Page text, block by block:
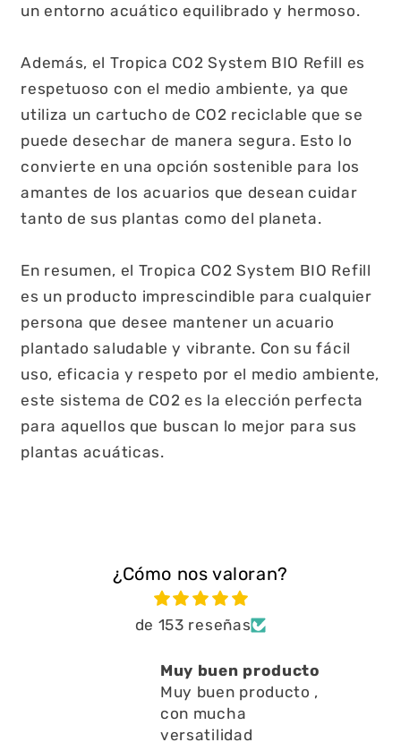
un entorno acuático equilibrado y hermoso.
Además, el Tropica CO2 System BIO Refill es
respetuoso con el medio ambiente, ya que
utiliza un cartucho de CO2 reciclable que se
puede desechar de manera segura. Esto lo
convierte en una opción sostenible para los
amantes de los acuarios que desean cuidar
tanto de sus plantas como del planeta.
En resumen, el Tropica CO2 System BIO Refill
es un producto imprescindible para cualquier
persona que desee mantener un acuario
plantado saludable y vibrante. Con su fácil
uso, eficacia y respeto por el medio ambiente,
este sistema de CO2 es la elección perfecta
para aquellos que buscan lo mejor para sus
plantas acuáticas.
¿Cómo nos valoran?
de 153 reseñas
Muy buen producto
Muy buen producto ,
con mucha
versatilidad